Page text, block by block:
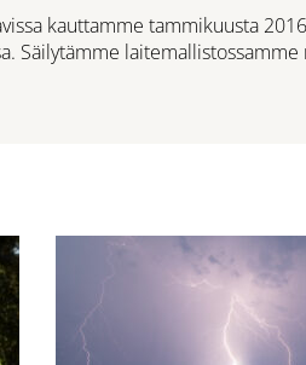
kauttamme tammikuusta
Säilytämme